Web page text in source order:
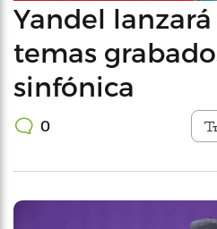
Yandel
temas
sinfónica
0